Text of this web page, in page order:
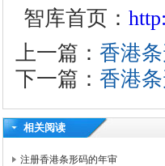
智库首页：
上一篇： 香港
下一篇： 香港
相关阅读
注册香港条形码的年审